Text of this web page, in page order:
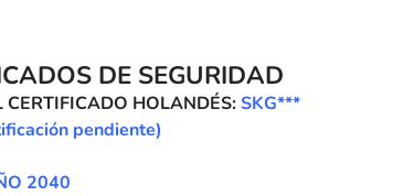
DE SEGURIDAD
HOLANDÉS:SKG***
pendiente)
2040